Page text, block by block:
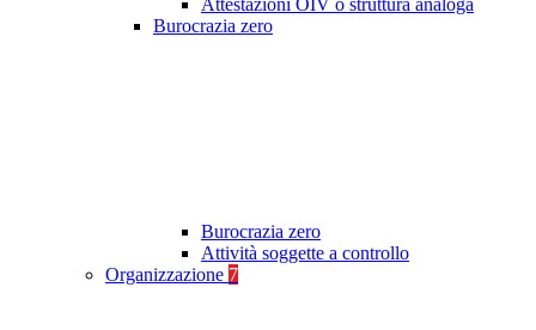
Attestazioni OIV o struttura analoga
Burocrazia zero
Burocrazia zero
Attività soggette a controllo
Organizzazione 7